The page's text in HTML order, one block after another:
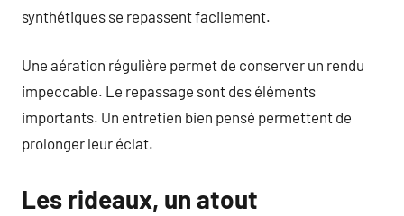
synthétiques se repassent facilement.
Une aération régulière permet de conserver un rendu
impeccable. Le repassage sont des éléments
importants. Un entretien bien pensé permettent de
prolonger leur éclat.
Les rideaux, un atout